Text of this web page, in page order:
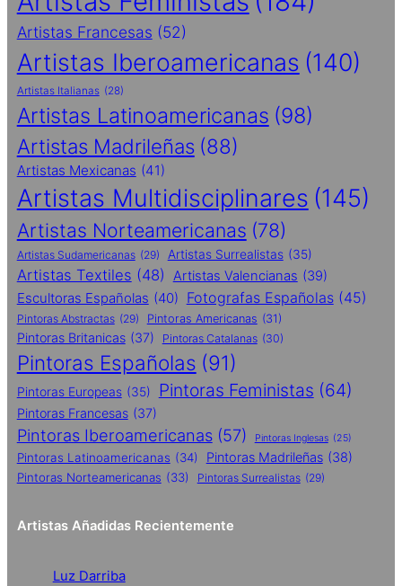
Artistas Francesas (52)
Artistas Iberoamericanas (140)
Artistas Italianas (28)
Artistas Latinoamericanas (98)
Artistas Madrileñas (88)
Artistas Mexicanas (41)
Artistas Multidisciplinares (145)
Artistas Norteamericanas (78)
Artistas Sudamericanas (29) Artistas Surrealistas (35)
Artistas Textiles (48) Artistas Valencianas (39)
Escultoras Españolas (40) Fotografas Españolas (45)
Pintoras Abstractas (29) Pintoras Americanas (31)
Pintoras Britanicas (37) Pintoras Catalanas (30)
Pintoras Españolas (91)
Pintoras Europeas (35) Pintoras Feministas (64)
Pintoras Francesas (37)
Pintoras Iberoamericanas (57) Pintoras Inglesas (25)
Pintoras Latinoamericanas (34) Pintoras Madrileñas (38)
Pintoras Norteamericanas (33) Pintoras Surrealistas (29)
Artistas Añadidas Recientemente
Luz Darriba